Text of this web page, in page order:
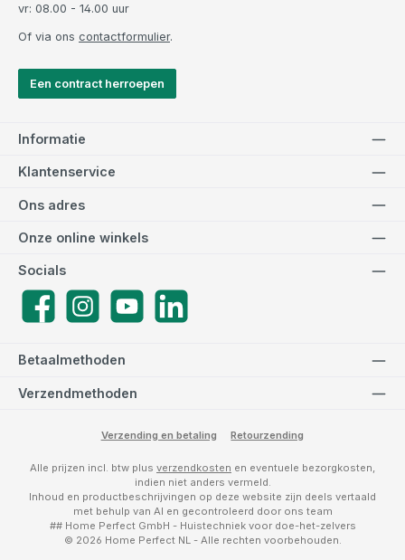
vr: 08.00 - 14.00 uur
Of via ons contactformulier.
Een contract herroepen
Informatie
Klantenservice
Betaalmethoden
Verzendmethoden
Ons adres
Socials
FacebookInstagramYouTube
Onze online winkels
Verzending en betaling Retourzending
Alle prijzen incl. btw plus verzendkosten en eventuele bezorgkosten,
indien niet anders vermeld.
Inhoud en productbeschrijvingen op deze website zijn deels vertaald
met behulp van AI en gecontroleerd door ons team
## Home Perfect GmbH - Huistechniek voor doe-het-zelvers
© 2026 Home Perfect NL - Alle rechten voorbehouden.